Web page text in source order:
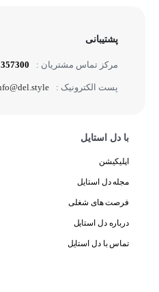
پشتیبانی
مرکز تماس مشتریان :
پست الکترونیک :
با دل استایل
اپلیکیشن
مجله دل استایل
فرصت های شغلی
درباره دل استایل
تماس با دل استایل